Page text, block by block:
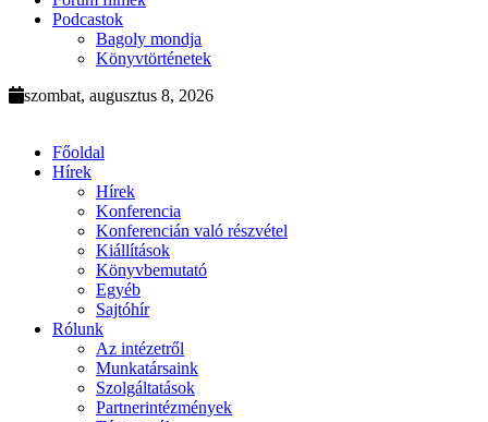
Podcastok
Bagoly mondja
Könyvtörténetek
szombat, augusztus 8, 2026
Főoldal
Hírek
Hírek
Konferencia
Konferencián való részvétel
Kiállítások
Könyvbemutató
Egyéb
Sajtóhír
Rólunk
Az intézetről
Munkatársaink
Szolgáltatások
Partnerintézmények